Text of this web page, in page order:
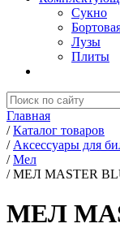
Сукно
Лузы
Плиты
Главная
/ Каталог товаров
/ Аксессуары для
/ Мел
/ МЕЛ MASTER
МЕЛ